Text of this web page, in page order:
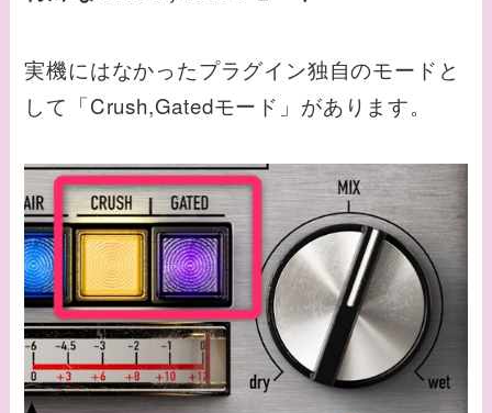
実機にはなかったプラグイン独自のモードと
して「Crush,Gatedモード」があります。